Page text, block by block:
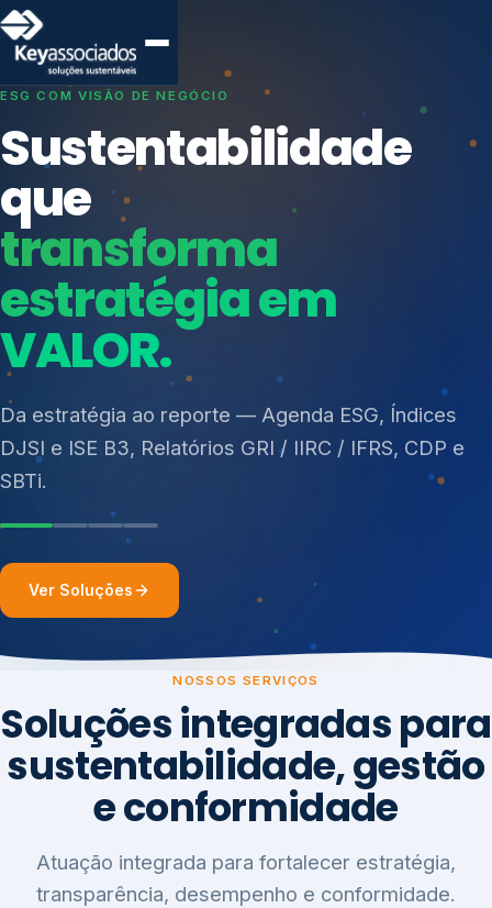
SISTEMAS DE GESTÃO OTIMIZADOS E INTEGRADOS
Conformidade que
protege seu
negócio.
Consultoria, auditoria e treinamentos em ISO 27001,
ISO 27701, ISO 42001, ISO 37001, ISO 9001, ISO
14001, ISO 45001, ONA e PNQ — Gestão de
resíduos sólidos (PGRS/PMGRS).
Índices de Mercado
Mudanças Climáticas
Reputação e Cadeia
Reporte Regulatório
Ver Soluções
NOSSOS SERVIÇOS
Soluções integradas para
sustentabilidade, gestão
e conformidade
Atuação integrada para fortalecer estratégia,
transparência, desempenho e conformidade.